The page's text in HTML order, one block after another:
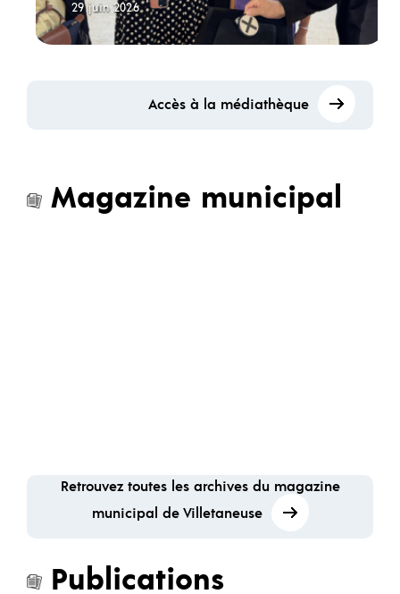
29 juin 2026
Accès à la médiathèque
Magazine municipal
Retrouvez toutes les archives du magazine
municipal de Villetaneuse
Publications